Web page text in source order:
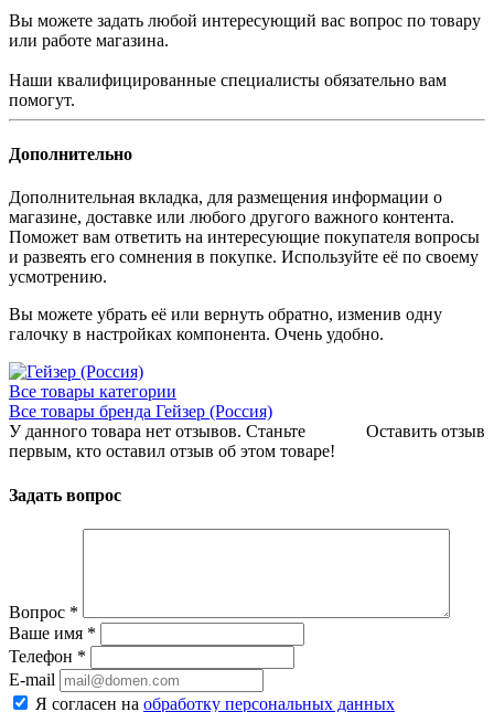
Вы можете задать любой интересующий вас вопрос по товару
или работе магазина.
Наши квалифицированные специалисты обязательно вам
помогут.
Дополнительно
Дополнительная вкладка, для размещения информации о
магазине, доставке или любого другого важного контента.
Поможет вам ответить на интересующие покупателя вопросы
и развеять его сомнения в покупке. Используйте её по своему
усмотрению.
Вы можете убрать её или вернуть обратно, изменив одну
галочку в настройках компонента. Очень удобно.
Все товары категории
Все товары бренда Гейзер (Россия)
Оставить отзыв
У данного товара нет отзывов. Станьте
первым, кто оставил отзыв об этом товаре!
Задать вопрос
Вопрос *
Ваше имя *
Телефон *
E-mail
Я согласен на обработку персональных данных